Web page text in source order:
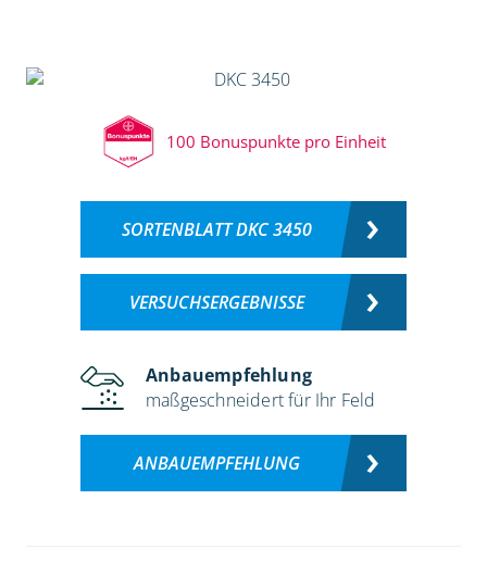
100 Bonuspunkte pro Einheit
SORTENBLATT DKC 3450
VERSUCHSERGEBNISSE
Anbauempfehlung
maßgeschneidert für Ihr Feld
ANBAUEMPFEHLUNG